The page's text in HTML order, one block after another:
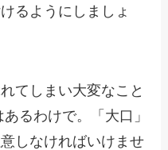
るようにしましょ
てしまい大変なこと
るわけで。「大口」
しなければいけませ